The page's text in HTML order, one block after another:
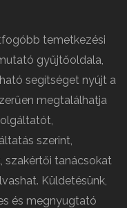
temetkezési
gyűjtőoldala,
segítséget nyújt a
megtalálhatja
szerint,
szakértői tanácsokat
Küldetésünk,
és megnyugtató